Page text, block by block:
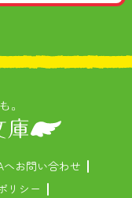
へお問い合わせ
リシー